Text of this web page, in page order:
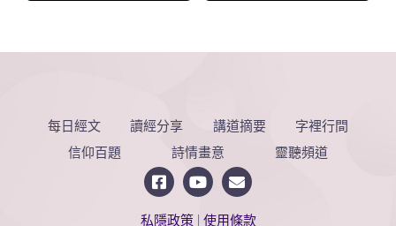
每日經文 讀經分享 講道摘要
字裡行間
信仰百題
詩情畫意 靈聽頻道
私隱政策| 使用條款